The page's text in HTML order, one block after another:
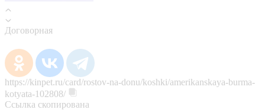
Договорная
https://kinpet.ru/card/rostov-na-donu/koshki/amerikanskaya-burma-
kotyata-102808/
Ссылка скопирована